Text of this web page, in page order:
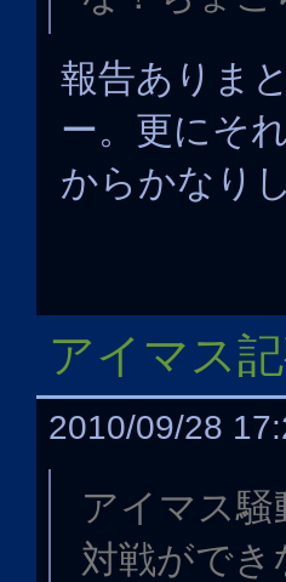
報告ありま
ー。更にそ
からかなり
アイマス
2010/09/28
アイマス
対戦がで